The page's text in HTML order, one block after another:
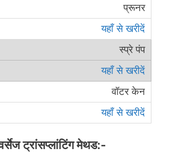
प्रूनर
यहाँ से खरीदें
स्प्रे पंप
यहाँ से खरीदें
वॉटर केन
यहाँ से खरीदें
ट्रांसप्लांटिंग मेथड:-